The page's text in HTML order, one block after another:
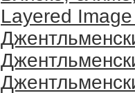
Layered